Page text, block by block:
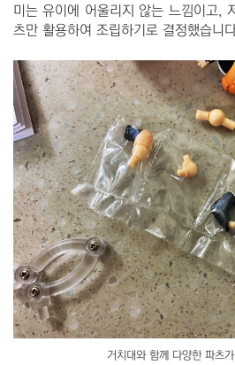
미는 유이에 어울리지 않는 느낌이고,
츠만 활용하여 조립하기로 결정했습니
거치대와 함께 다양한 파츠